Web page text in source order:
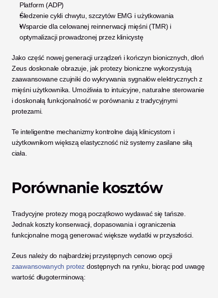
Platform (ADP)
Śledzenie cykli chwytu, szczytów EMG i użytkowania
Wsparcie dla celowanej reinnerwacji mięśni (TMR) i
optymalizacji prowadzonej przez klinicystę
Jako część nowej generacji urządzeń i kończyn bionicznych, dłoń
Zeus doskonale obrazuje, jak protezy bioniczne wykorzystują
zaawansowane czujniki do wykrywania sygnałów elektrycznych z
mięśni użytkownika. Umożliwia to intuicyjne, naturalne sterowanie
i doskonałą funkcjonalność w porównaniu z tradycyjnymi
protezami.
Te inteligentne mechanizmy kontrolne dają klinicystom i
użytkownikom większą elastyczność niż systemy zasilane siłą
ciała.
Porównanie kosztów
Tradycyjne protezy mogą początkowo wydawać się tańsze.
Jednak koszty konserwacji, dopasowania i ograniczenia
funkcjonalne mogą generować większe wydatki w przyszłości.
Zeus należy do najbardziej przystępnych cenowo opcji
zaawansowanych protez dostępnych na rynku, biorąc pod uwagę
wartość długoterminową: